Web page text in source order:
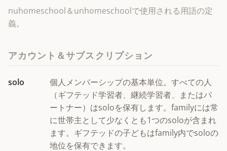
nuhomeschool＆unhomeschoolで使用される用語の定
義。
アカウント＆サブスクリプション
solo
個人メンバーシップの基本単位。すべての人
（ギフテッド学習者、継続学習者、またはパ
ートナー）はsoloを保有します。familyには常
に世帯主として少なくとも1つのsoloが含まれ
ます。ギフテッドの子どもはfamily内でsoloの
地位を保有できます。